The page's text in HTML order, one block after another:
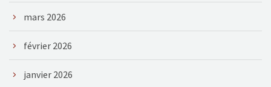
mars 2026
février 2026
janvier 2026